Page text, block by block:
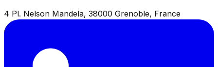
4 Pl. Nelson Mandela, 38000 Grenoble, France